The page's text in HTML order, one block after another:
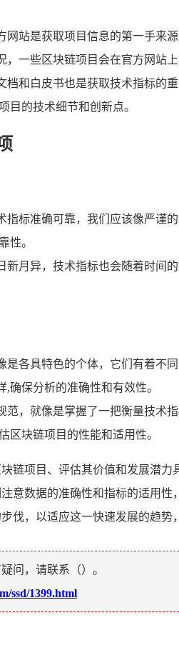
网站是获取项目信息的第一手来
一些区块链项目会在官方网站
档和白皮书也是获取技术指标的
目的技术细节和创新点。
指标准确可靠，我们应该像严谨
性。
新月异，技术指标也会随着时间
是各具特色的个体，它们有着不
确保分析的准确性和有效性。
范，就像是掌握了一把衡量技术
区块链项目的性能和适用性。
链项目、评估其价值和发展潜
意数据的准确性和指标的适用
伐，以适应这一快速发展的趋势
问，请联系（）。
ssd/1399.html